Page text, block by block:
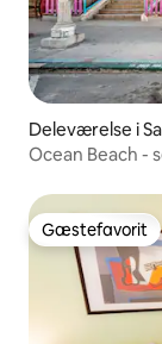
Deleværelse i
Ocean Beach -
Gæstefavorit
Gæstefavorit